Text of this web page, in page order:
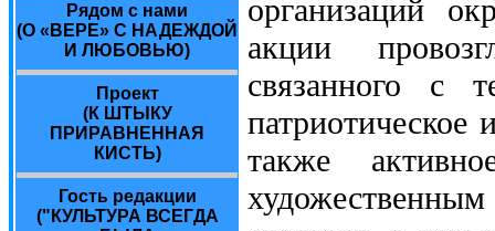
Рядом с нами
(О «ВЕРЕ» С НАДЕЖДОЙ
И ЛЮБОВЬЮ)
Проект
(К ШТЫКУ
ПРИРАВНЕННАЯ
КИСТЬ)
Гость редакции
("КУЛЬТУРА ВСЕГДА
организаций
акции
связанного с
патриотическое
также